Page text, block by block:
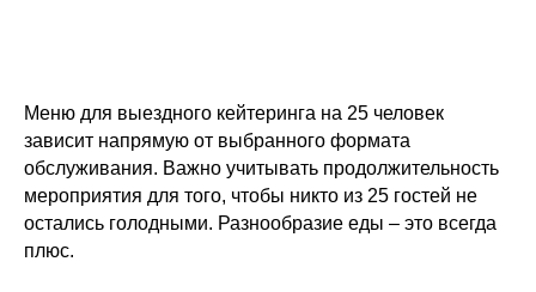
Меню для выездного кейтеринга на 25 человек
зависит напрямую от выбранного формата
обслуживания. Важно учитывать продолжительность
мероприятия для того, чтобы никто из 25 гостей не
остались голодными. Разнообразие еды – это всегда
плюс.